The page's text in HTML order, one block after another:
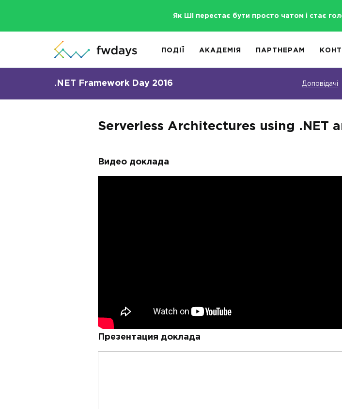
Як ШІ перестає бути просто чатом і стає
ПОДІЇ АКАДЕМІЯ ПАРТНЕРАМ
.NET Framework Day 2016 Доповідачі
Serverless Architectures using .NET
Видео доклада
Презентация доклада